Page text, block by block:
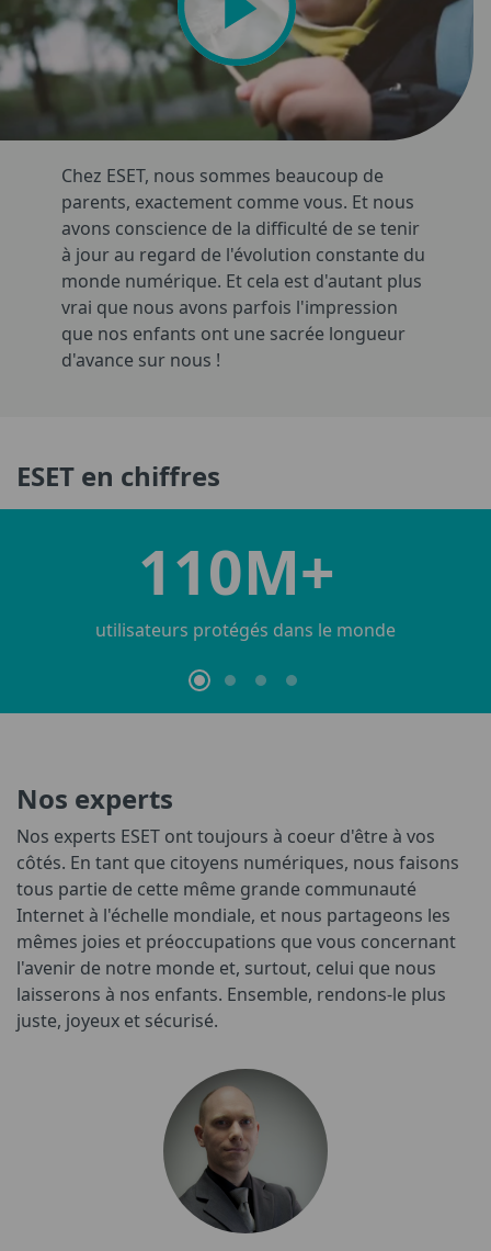
Chez ESET, nous sommes beaucoup de
parents, exactement comme vous. Et nous
avons conscience de la difficulté de se tenir
à jour au regard de l'évolution constante du
monde numérique. Et cela est d'autant plus
vrai que nous avons parfois l'impression
que nos enfants ont une sacrée longueur
d'avance sur nous !
ESET en chiffres
202
pays et territoires
Nos experts
Nos experts ESET ont toujours à coeur d'être à vos
côtés. En tant que citoyens numériques, nous faisons
tous partie de cette même grande communauté
Internet à l'échelle mondiale, et nous partageons les
mêmes joies et préoccupations que vous concernant
l'avenir de notre monde et, surtout, celui que nous
laisserons à nos enfants. Ensemble, rendons-le plus
juste, joyeux et sécurisé.